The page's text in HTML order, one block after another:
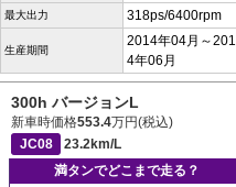
最大出力 318ps/6400rpm
生産期間
2014年04月～201
4年06月
300h バージョンL
新車時価格553.4万円(税込)
JC08
23.2km/L
満タンでどこまで走る？